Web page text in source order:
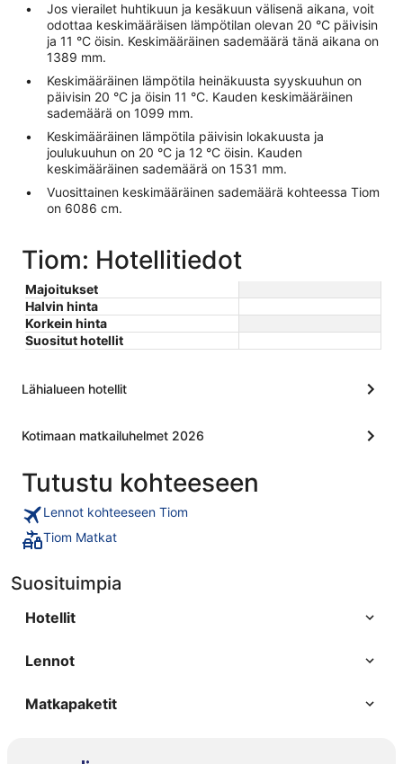
Jos vierailet huhtikuun ja kesäkuun välisenä aikana, voit
odottaa keskimääräisen lämpötilan olevan 20 °C päivisin
ja 11 °C öisin. Keskimääräinen sademäärä tänä aikana on
1389 mm.
Keskimääräinen lämpötila heinäkuusta syyskuuhun on
päivisin 20 °C ja öisin 11 °C. Kauden keskimääräinen
sademäärä on 1099 mm.
Keskimääräinen lämpötila päivisin lokakuusta ja
joulukuuhun on 20 °C ja 12 °C öisin. Kauden
keskimääräinen sademäärä on 1531 mm.
Vuosittainen keskimääräinen sademäärä kohteessa Tiom
on 6086 cm.
Tiom: Hotellitiedot
Majoitukset
Halvin hinta
Korkein hinta
Suositut hotellit
Lähialueen hotellit
Kotimaan matkailuhelmet 2026
Tutustu kohteeseen
Lennot kohteeseen Tiom
Tiom Matkat
Suosituimpia
Hotellit
Lennot
Matkapaketit